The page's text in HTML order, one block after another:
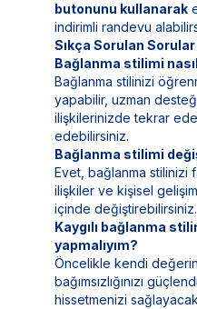
butonunu kullanarak
indirimli randevu
Sıkça Sorulan Sorular
Bağlanma stilimi
Bağlanma stilinizi
yapabilir, uzman
ilişkilerinizde tekrar
edebilirsiniz.
Bağlanma stilimi
Evet, bağlanma stilinizi
ilişkiler ve kişisel gelişim
içinde değiştirebilirsiniz.
Kaygılı bağlanma
yapmalıyım?
Öncelikle kendi
bağımsızlığınızı
hissetmenizi sağlayacak